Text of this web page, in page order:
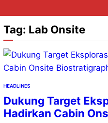
Tag: Lab Onsite
HEADLINES
Dukung Target
Hadirkan Cabin